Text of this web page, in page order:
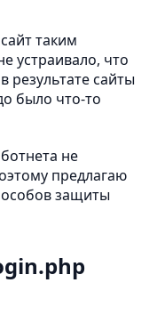
таким
устраивало, что
результате сайты
было что-то
не
предлагаю
защиты